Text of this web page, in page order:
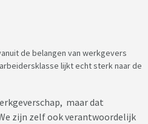
de belangen van werkgevers
lijkt echt sterk naar de
maar dat
zijn zelf ook verantwoordelijk